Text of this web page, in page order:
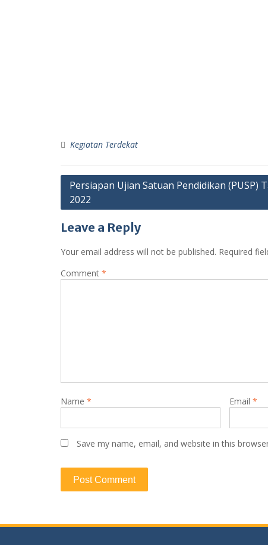
Kegiatan Terdekat
Post
navigation
Persiapan Ujian Satuan Pendidikan (PUSP)
2022
Leave a Reply
Your email address will not be published. Required
Comment *
Name * Email *
Save my name, email, and website in this